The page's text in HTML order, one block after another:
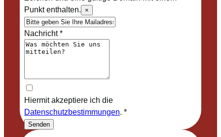
Punkt enthalten.
×
Nachricht*
Hiermit akzeptiere ich die
Datenschutzbestimmungen. *
Senden